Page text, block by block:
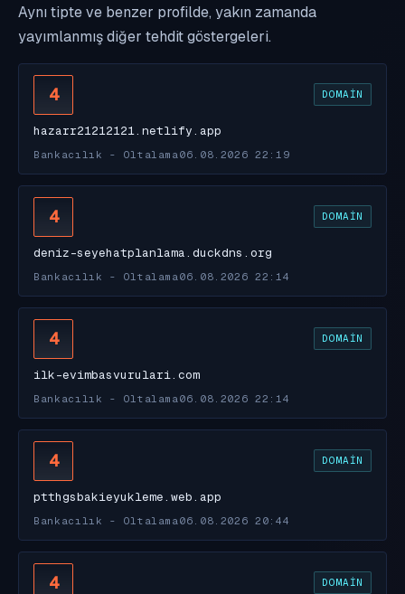
Aynı tipte ve benzer profilde, yakın zamanda
yayımlanmış diğer tehdit göstergeleri.
4 DOMAIN
hazarr21212121.netlify.app
Bankacılık - Oltalama 06.08.2026 22:19
4 DOMAIN
deniz-seyehatplanlama.duckdns.org
Bankacılık - Oltalama 06.08.2026 22:14
4 DOMAIN
ilk-evimbasvurulari.com
Bankacılık - Oltalama 06.08.2026 22:14
4 DOMAIN
ptthgsbakieyukleme.web.app
Bankacılık - Oltalama 06.08.2026 20:44
4 DOMAIN